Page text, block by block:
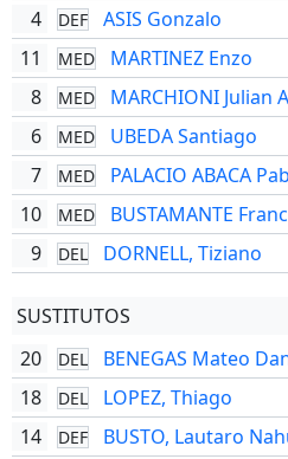
4
DEF
ASIS Gonzalo
11
MED MARTINEZ Enzo
8 MED
MARCHIONI Julian
6
MED
UBEDA Santiago
7
MED PALACIO ABACA
10 MED
BUSTAMANTE
9
DEL DORNELL, Tiziano
SUSTITUTOS
20
DEL BENEGAS Mateo
18 DEL LOPEZ, Thiago
14 DEF
BUSTO, Lautaro